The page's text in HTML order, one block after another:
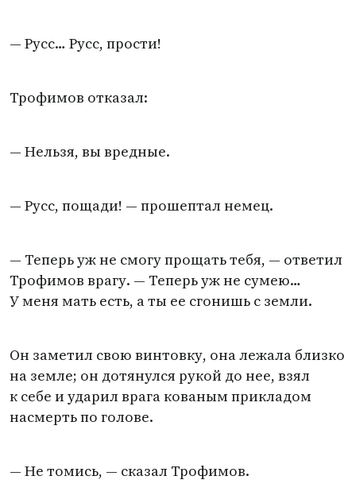
— Русс… Русс, прости!
Трофимов отказал:
— Нельзя, вы вредные.
— Русс, пощади! — прошептал немец.
— Теперь уж не смогу прощать тебя, — ответил
Трофимов врагу. — Теперь уж не сумею…
У меня мать есть, а ты ее сгонишь с земли.
Он заметил свою винтовку, она лежала близко
на земле; он дотянулся рукой до нее, взял
к себе и ударил врага кованым прикладом
насмерть по голове.
— Не томись, — сказал Трофимов.